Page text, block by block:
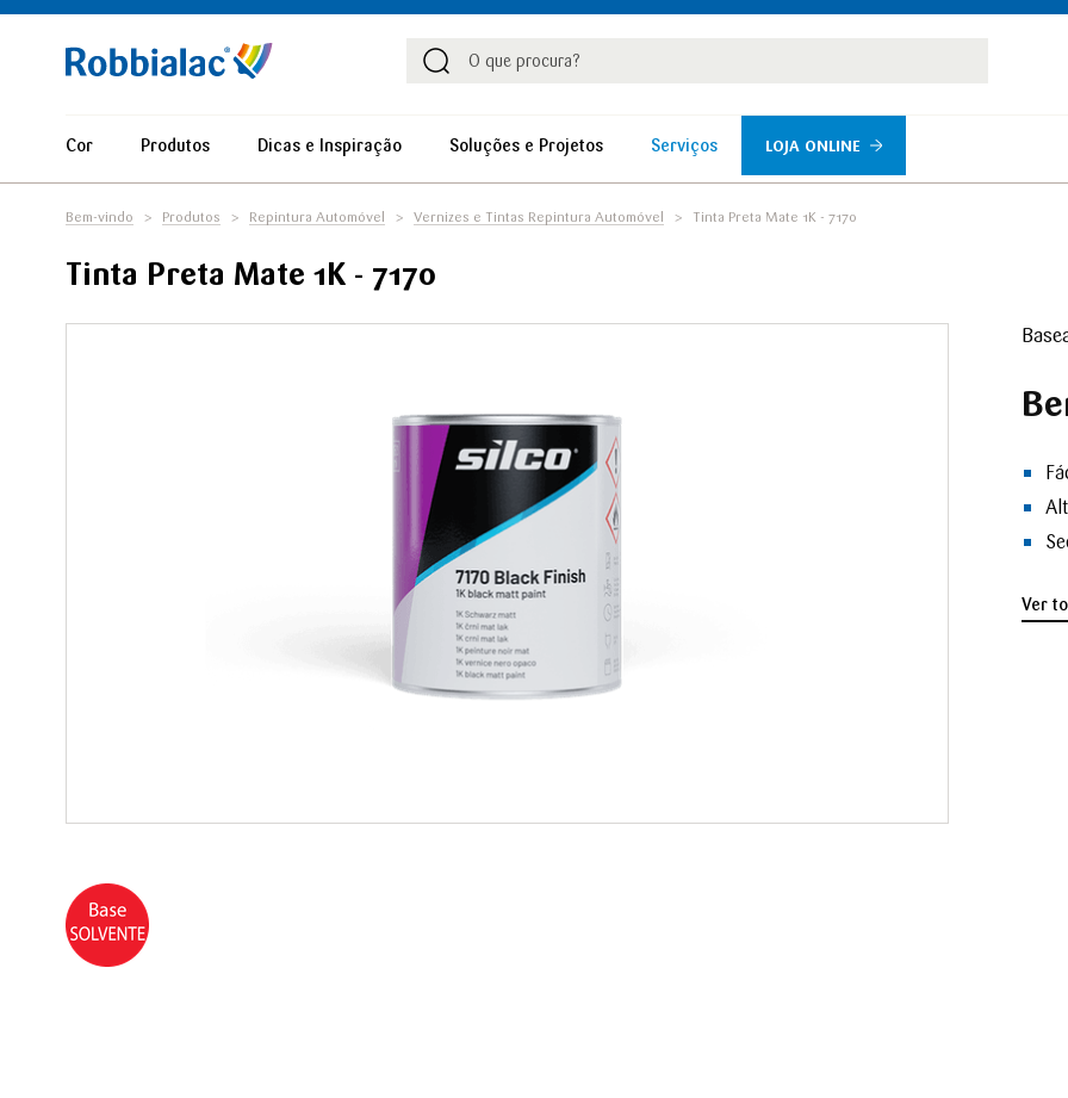
Procurar
Procurar
Cor Produtos Dicas e Inspiração Soluções e Projetos Serviços LOJA ONLINE
Bem-vindo Produtos Repintura Automóvel Vernizes e Tintas Repintura Automóvel Tinta Preta Mate 1K - 7170
Tinta Preta Mate 1K - 7170
Ver